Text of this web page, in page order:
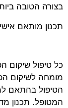
בצורה הטובה
תכנון מותאם
כל טיפול
מומחה לשיקום
הטיפול בהתאם
המטופל. תכנון